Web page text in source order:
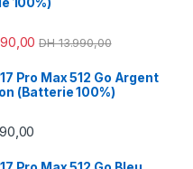
DH13.990,00
Pro Max 512 Go Argent
(Batterie 100%)